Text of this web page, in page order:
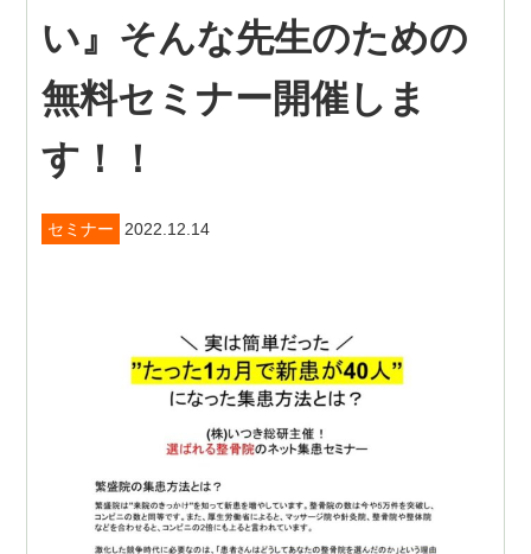
い』そんな先生のための
無料セミナー開催しま
す！！
セミナー 2022.12.14